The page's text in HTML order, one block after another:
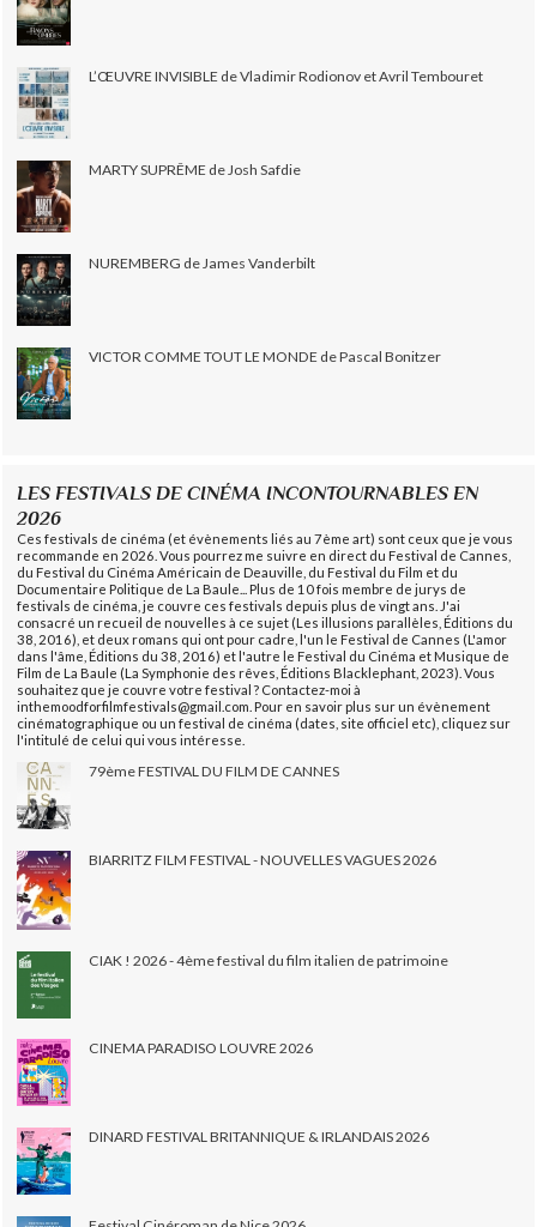
L’ŒUVRE INVISIBLE de Vladimir Rodionov et Avril Tembouret
MARTY SUPRÊME de Josh Safdie
NUREMBERG de James Vanderbilt
VICTOR COMME TOUT LE MONDE de Pascal Bonitzer
LES FESTIVALS DE CINÉMA INCONTOURNABLES EN
2026
Ces festivals de cinéma (et évènements liés au 7ème art) sont ceux que je vous
recommande en 2026. Vous pourrez me suivre en direct du Festival de Cannes,
du Festival du Cinéma Américain de Deauville, du Festival du Film et du
Documentaire Politique de La Baule... Plus de 10 fois membre de jurys de
festivals de cinéma, je couvre ces festivals depuis plus de vingt ans. J'ai
consacré un recueil de nouvelles à ce sujet (Les illusions parallèles, Éditions du
38, 2016), et deux romans qui ont pour cadre, l'un le Festival de Cannes (L'amor
dans l'âme, Éditions du 38, 2016) et l'autre le Festival du Cinéma et Musique de
Film de La Baule (La Symphonie des rêves, Éditions Blacklephant, 2023). Vous
souhaitez que je couvre votre festival ? Contactez-moi à
inthemoodforfilmfestivals@gmail.com. Pour en savoir plus sur un évènement
cinématographique ou un festival de cinéma (dates, site officiel etc), cliquez sur
l'intitulé de celui qui vous intéresse.
79ème FESTIVAL DU FILM DE CANNES
BIARRITZ FILM FESTIVAL - NOUVELLES VAGUES 2026
CIAK ! 2026 - 4ème festival du film italien de patrimoine
CINEMA PARADISO LOUVRE 2026
DINARD FESTIVAL BRITANNIQUE & IRLANDAIS 2026